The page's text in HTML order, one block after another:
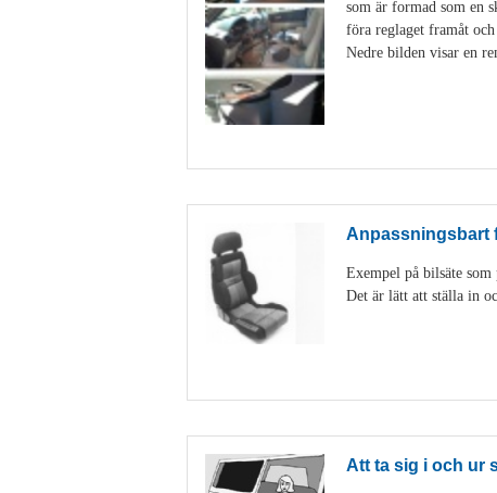
som är formad som en
föra reglaget framåt och
Nedre bilden visar en
Anpassningsbart
Exempel på bilsäte
Det är lätt att ställa in
Att ta sig i och ur